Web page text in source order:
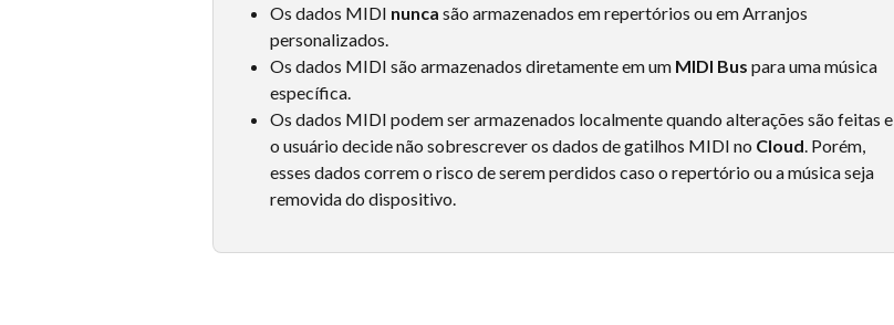
Os dados MIDI nunca são armazenados em repertórios ou em Arranjos
personalizados.
Os dados MIDI são armazenados diretamente em um MIDI Bus para uma música
específica.
Os dados MIDI podem ser armazenados localmente quando alterações são feitas e
o usuário decide não sobrescrever os dados de gatilhos MIDI no Cloud. Porém,
esses dados correm o risco de serem perdidos caso o repertório ou a música seja
removida do dispositivo.